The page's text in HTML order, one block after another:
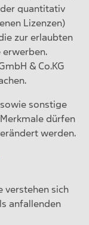
quantitativ
Lizenzen)
zur erlaubten
erwerben.
& Co.KG
sonstige
dürfen
werden.
verstehen sich
anfallenden